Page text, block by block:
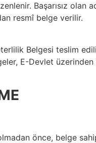
Başarısız olan
resmî belge verilir.
Belgesi teslim
E-Devlet
önce, belge